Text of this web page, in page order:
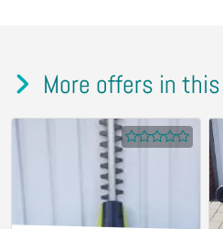
More offers in